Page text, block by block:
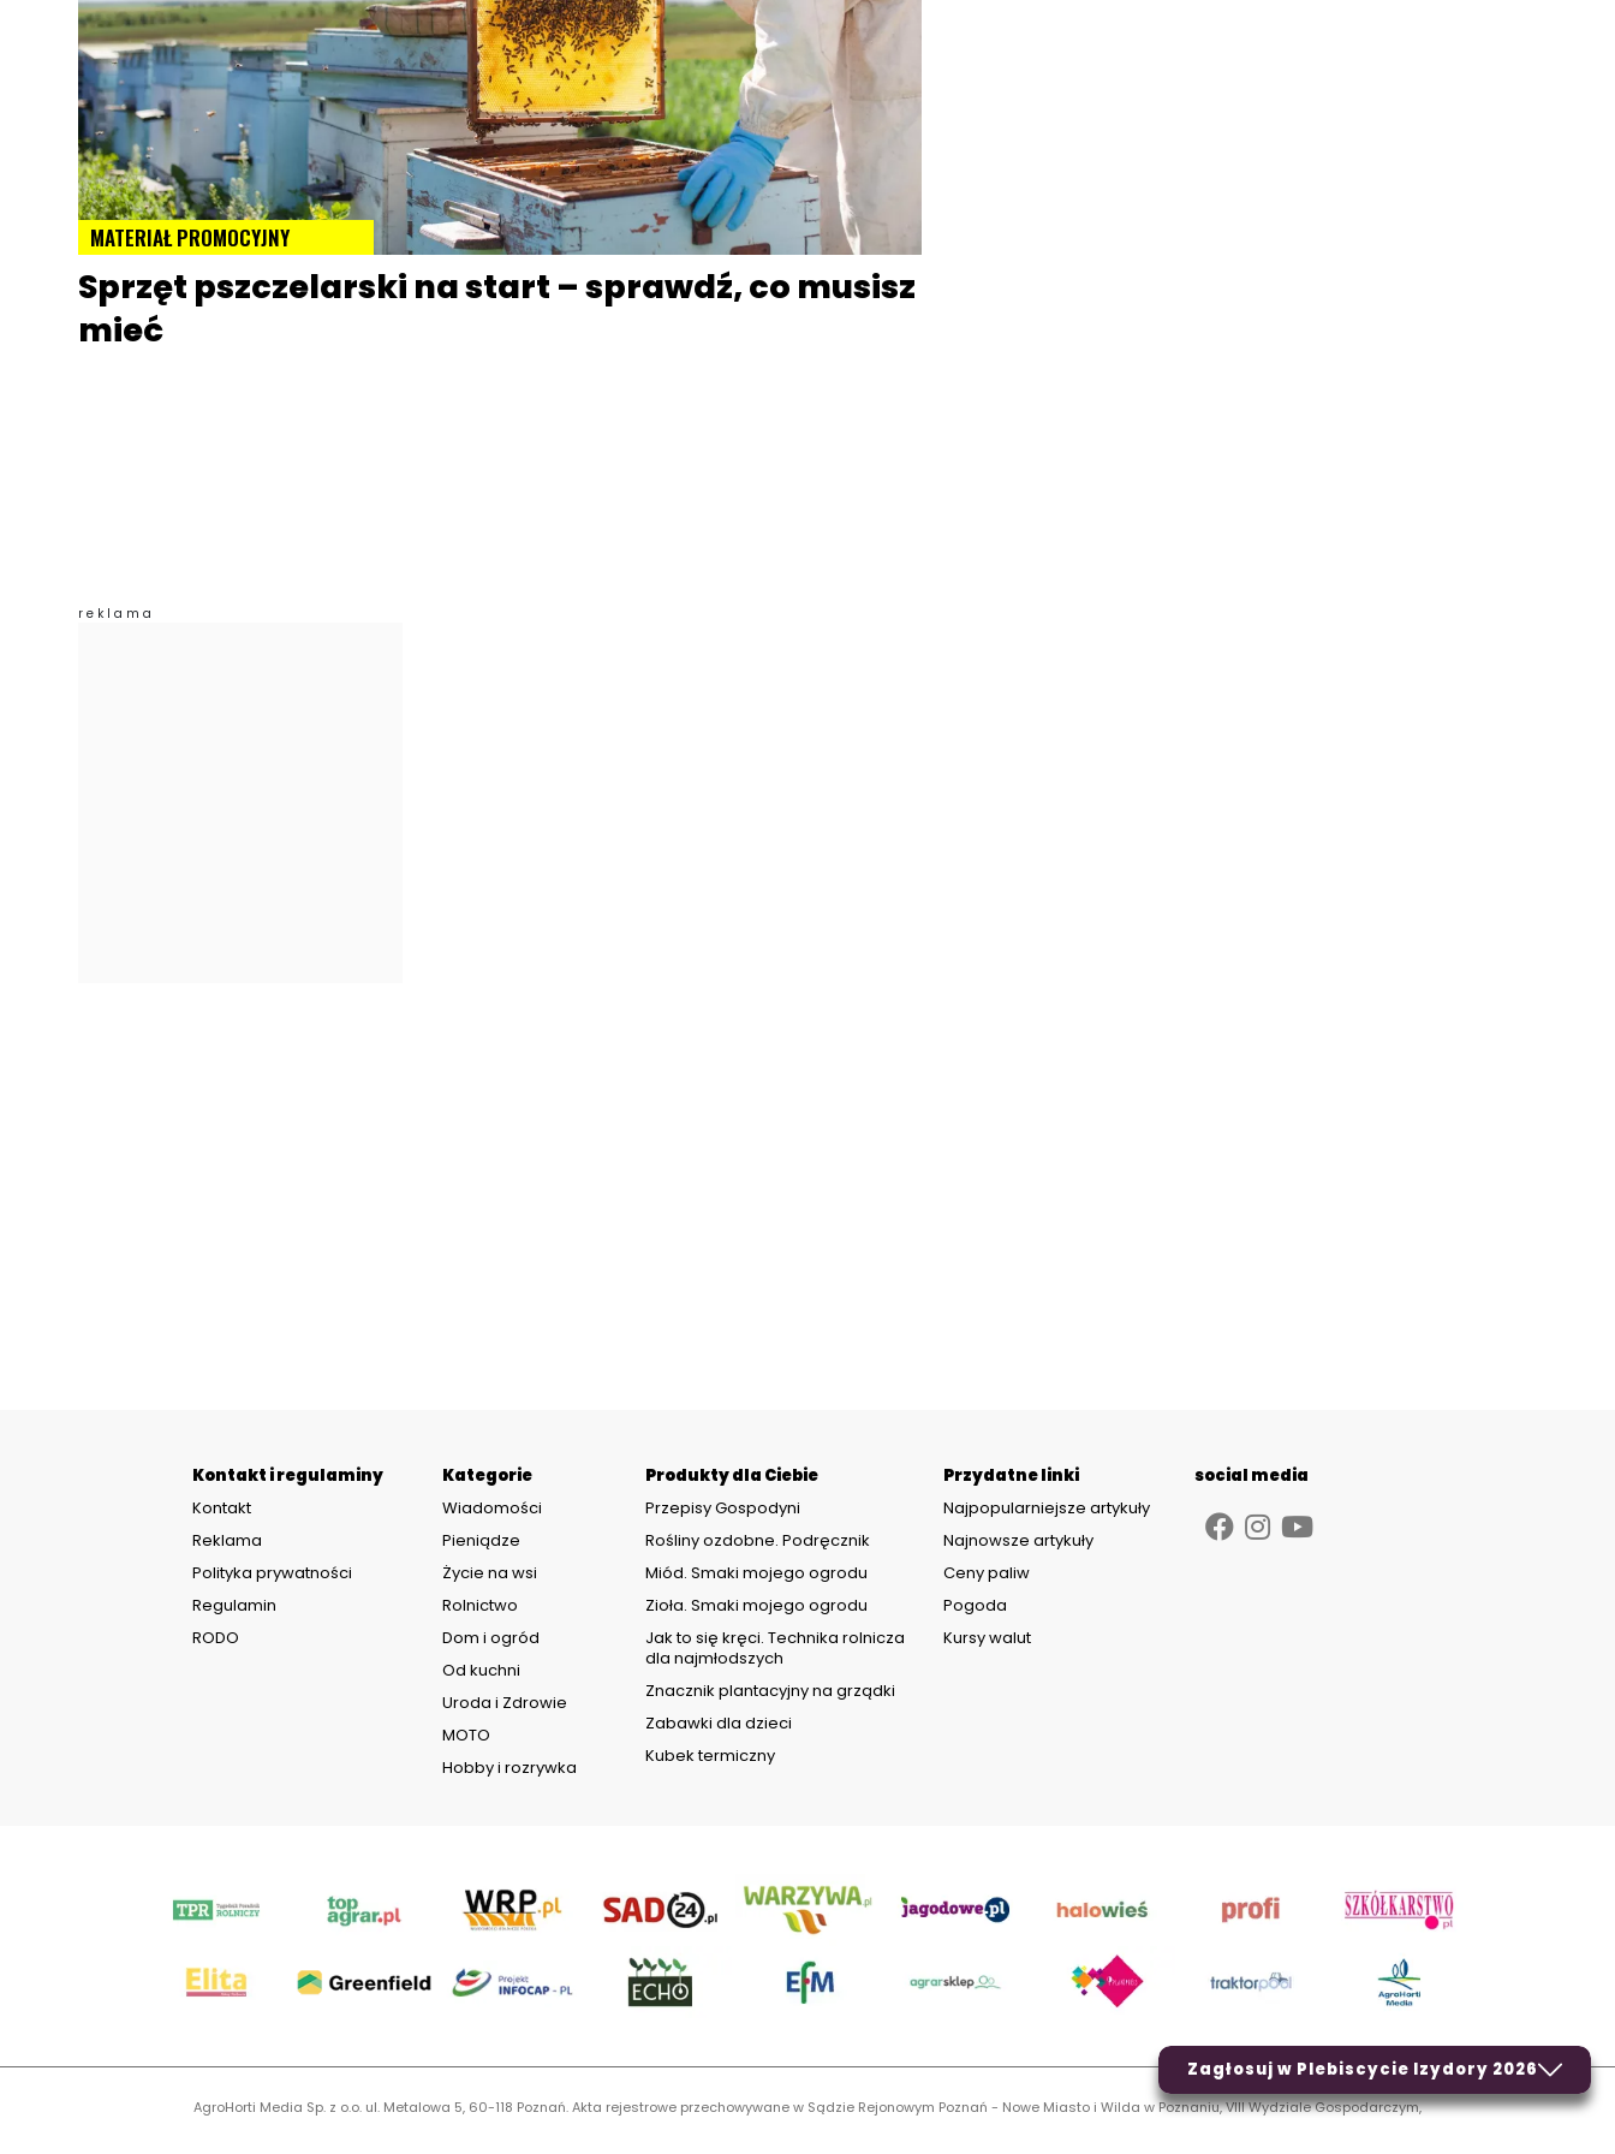
MATERIAŁ PROMOCYJNY
Sprzęt pszczelarski na start – sprawdź, co musisz
mieć
Zagłosuj w Plebiscycie Izydory 2026
Kontakt i regulaminy
Kontakt
Reklama
Polityka prywatności
Regulamin
RODO
Kategorie
Wiadomości
Pieniądze
Życie na wsi
Rolnictwo
Dom i ogród
Od kuchni
Uroda i Zdrowie
MOTO
Hobby i rozrywka
Produkty dla Ciebie
Przepisy Gospodyni
Rośliny ozdobne. Podręcznik
Miód. Smaki mojego ogrodu
Zioła. Smaki mojego ogrodu
Jak to się kręci. Technika rolnicza
dla najmłodszych
Znacznik plantacyjny na grządki
Zabawki dla dzieci
Kubek termiczny
Przydatne linki
Najpopularniejsze artykuły
Najnowsze artykuły
Ceny paliw
Pogoda
Kursy walut
social media
AgroHorti Media Sp. z o.o. ul. Metalowa 5, 60-118 Poznań. Akta rejestrowe przechowywane w Sądzie Rejonowym Poznań - Nowe Miasto i Wilda w Poznaniu, VIII Wydziale Gospodarczym,